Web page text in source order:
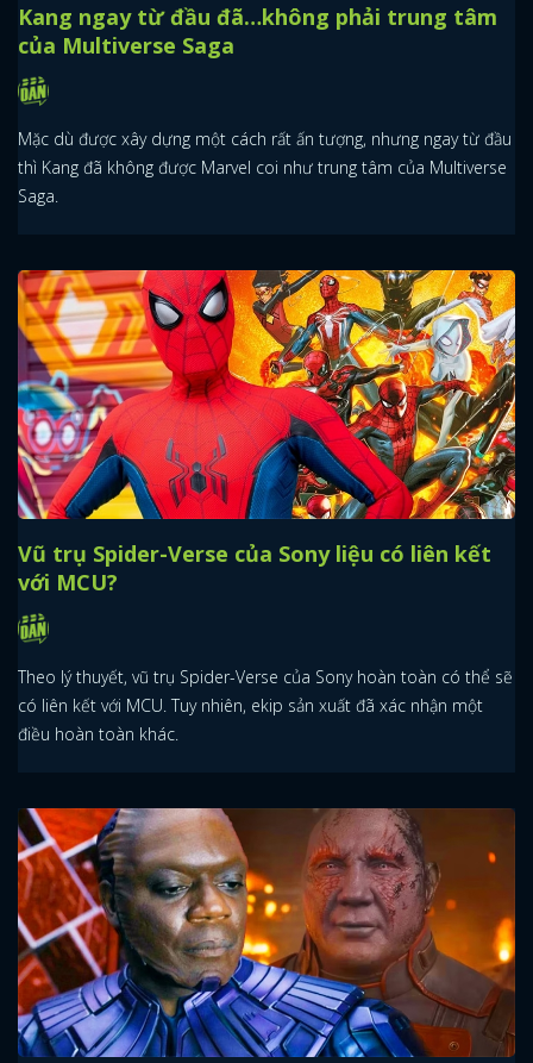
Những nhân vật phản diện đáng sợ hơn cả
High Evolutionary trong MCU
High Evolutionary là một gã phản diện vô nhân tính bậc nhất,
nhưng hắn vẫn không thể sánh với nhiều phản diện khác của
MCU.
Kang ngay từ đầu đã…không phải trung tâm
của Multiverse Saga
Mặc dù được xây dựng một cách rất ấn tượng, nhưng ngay từ đầu
thì Kang đã không được Marvel coi như trung tâm của Multiverse
Saga.